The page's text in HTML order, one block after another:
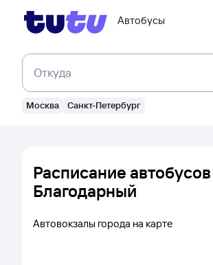
Автобусы
Откуда
Москва Санкт-Петербург
Расписание автобусов
Благодарный
Автовокзалы города на карте